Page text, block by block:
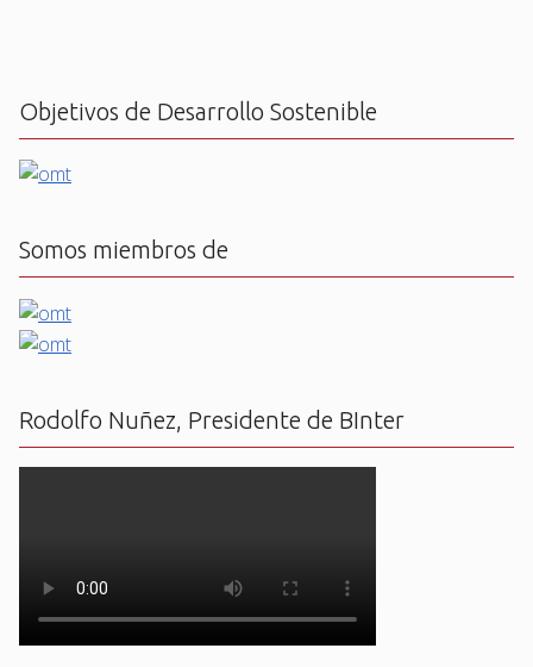
Objetivos de Desarrollo Sostenible
Somos miembros de
Rodolfo Nuñez, Presidente de BInter